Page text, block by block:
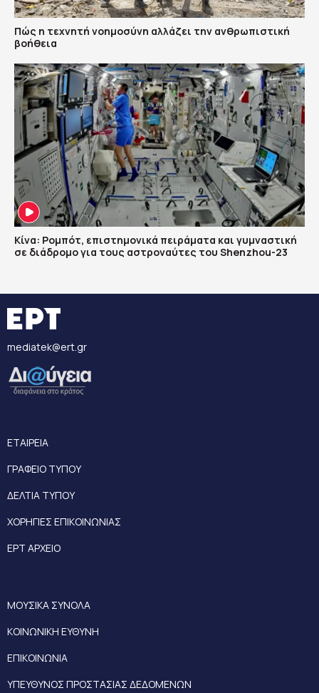
Πώς η τεχνητή νοημοσύνη αλλάζει την ανθρωπιστική
βοήθεια
Κίνα: Ρομπότ, επιστημονικά πειράματα και γυμναστική
σε διάδρομο για τους αστροναύτες του Shenzhou-23
mediatek@ert.gr
ΕΤΑΙΡΕΙΑ
ΓΡΑΦΕΙΟ ΤΥΠΟΥ
ΔΕΛΤΙΑ ΤΥΠΟΥ
ΧΟΡΗΓΙΕΣ ΕΠΙΚΟΙΝΩΝΙΑΣ
ΕΡΤ ΑΡΧΕΙΟ
ΜΟΥΣΙΚΑ ΣΥΝΟΛΑ
ΚΟΙΝΩΝΙΚΗ ΕΥΘΥΝΗ
ΕΠΙΚΟΙΝΩΝΙΑ
ΥΠΕΥΘΥΝΟΣ ΠΡΟΣΤΑΣΙΑΣ ΔΕΔΟΜΕΝΩΝ